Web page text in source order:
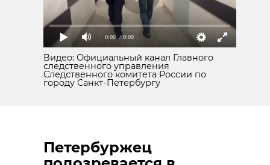
0:00 / 0:00
Видео: Официальный канал Главного
следственного управления
Следственного комитета России по
городу Санкт-Петербургу
Петербуржец